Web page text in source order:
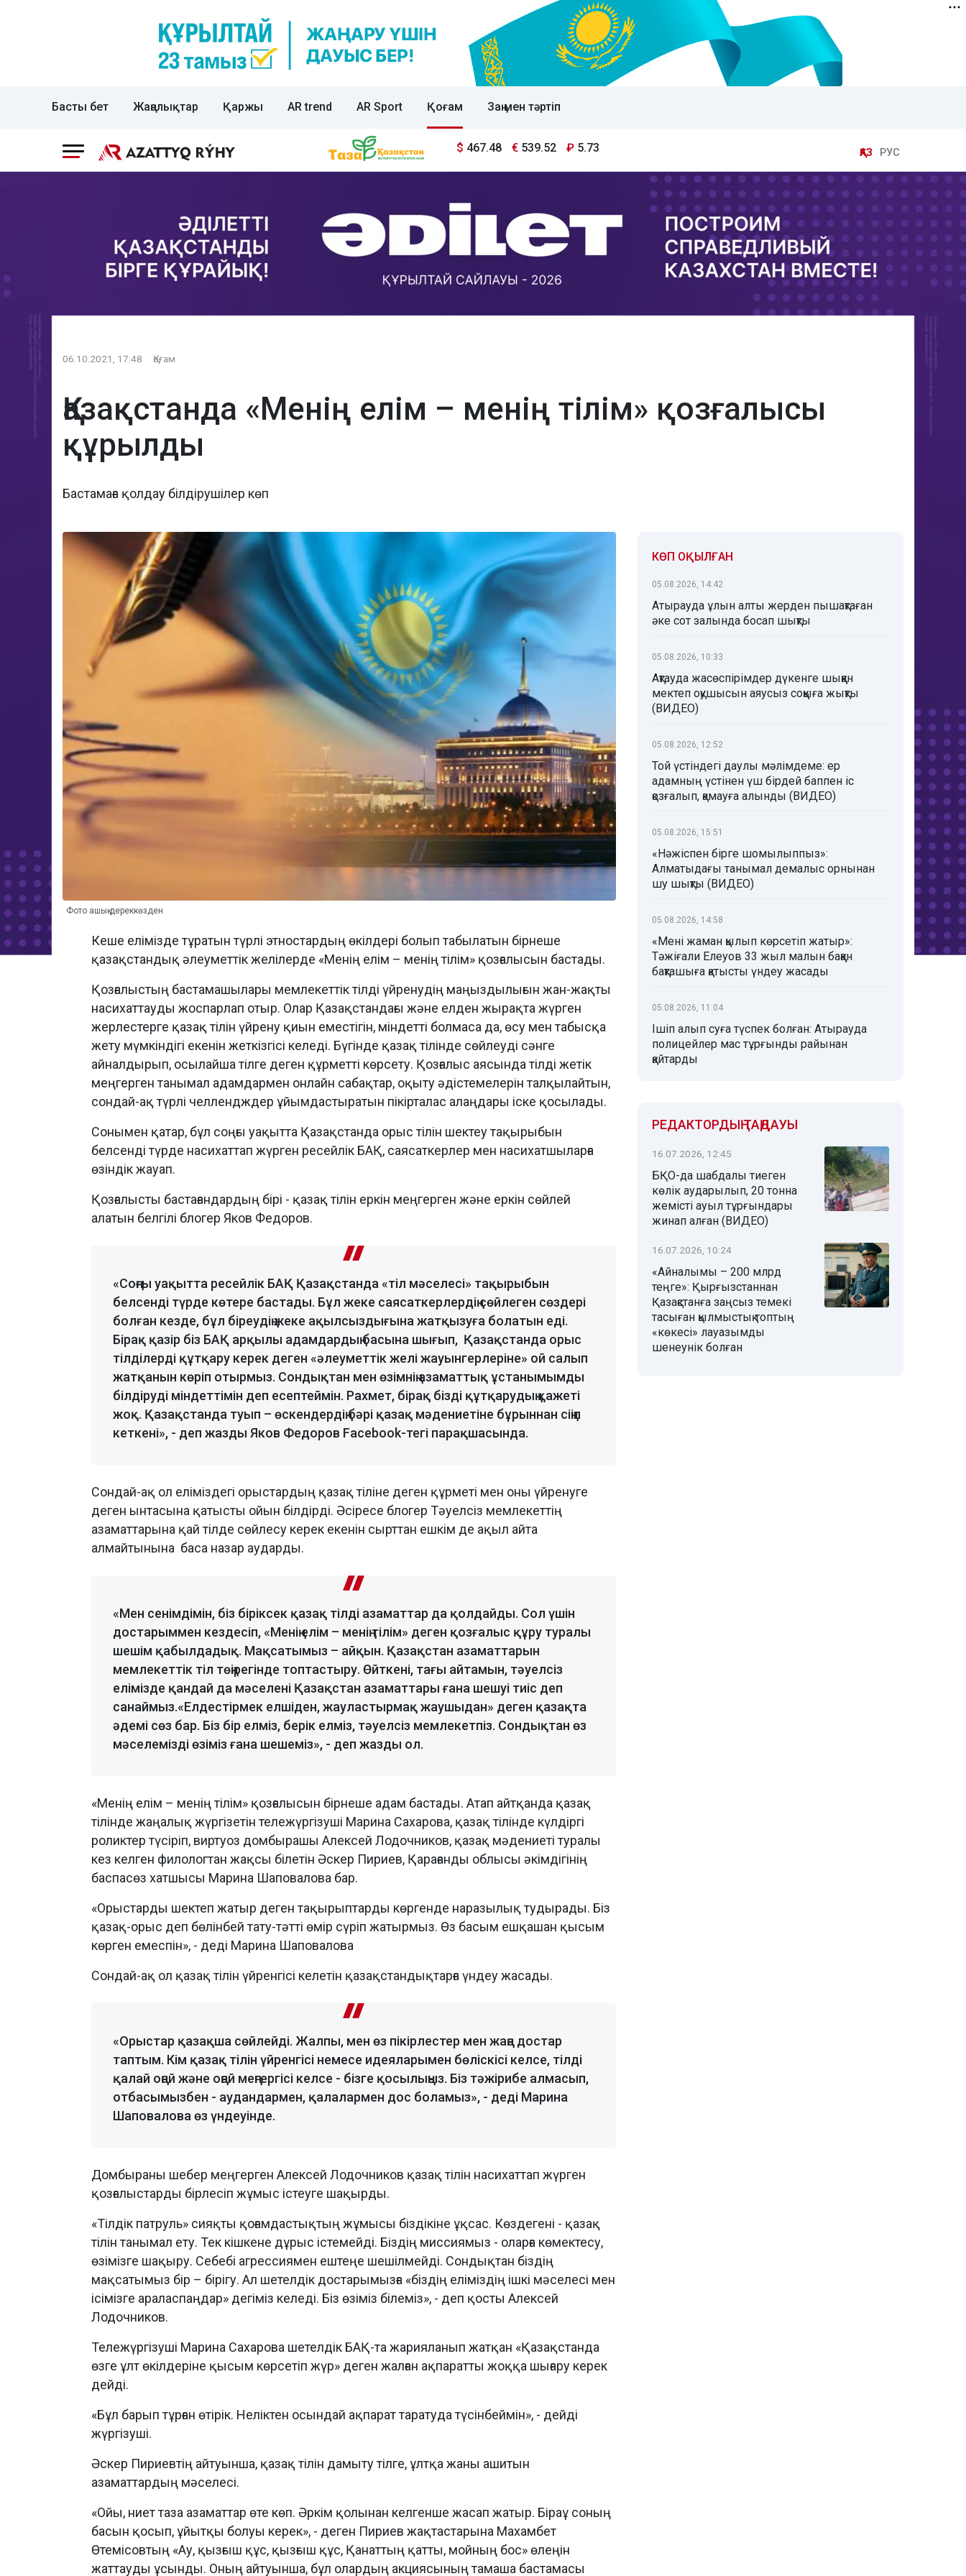
Басты бет Жаңалықтар Қаржы AR trend AR Sport Қоғам Заң мен тәртіп
$ 467.48 € 539.52 ₽ 5.73 ҚАЗ РУС
06.10.2021, 17:48 Қоғам
Қазақстанда «Менің елім – менің тілім» қозғалысы
құрылды
Бастамаға қолдау білдірушілер көп
Фото ашық дереккөзден
Кеше елімізде тұратын түрлі этностардың өкілдері болып табылатын бірнеше
қазақстандық әлеуметтік желілерде «Менің елім – менің тілім» қозғалысын бастады.
Қозғалыстың бастамашылары мемлекеттік тілді үйренудің маңыздылығын жан-жақты
насихаттауды жоспарлап отыр. Олар Қазақстандағы және елден жырақта жүрген
жерлестерге қазақ тілін үйрену қиын еместігін, міндетті болмаса да, өсу мен табысқа
жету мүмкіндігі екенін жеткізгісі келеді. Бүгінде қазақ тілінде сөйлеуді сәнге
айналдырып, осылайша тілге деген құрметті көрсету. Қозғалыс аясында тілді жетік
меңгерген танымал адамдармен онлайн сабақтар, оқыту әдістемелерін талқылайтын,
сондай-ақ түрлі челлендждер ұйымдастыратын пікірталас алаңдары іске қосылады.
Сонымен қатар, бұл соңғы уақытта Қазақстанда орыс тілін шектеу тақырыбын
белсенді түрде насихаттап жүрген ресейлік БАҚ, саясаткерлер мен насихатшыларға
өзіндік жауап.
Қозғалысты бастағандардың бірі - қазақ тілін еркін меңгерген және еркін сөйлей
алатын белгілі блогер Яков Федоров.
«Соңғы уақытта ресейлік БАҚ Қазақстанда «тіл мәселесі» тақырыбын
белсенді түрде көтере бастады. Бұл жеке саясаткерлердің сөйлеген сөздері
болған кезде, бұл біреудің жеке ақылсыздығына жатқызуға болатын еді.
Бірақ қазір біз БАҚ арқылы адамдардың басына шығып, Қазақстанда орыс
тілділерді құтқару керек деген «әлеуметтік желі жауынгерлеріне» ой салып
жатқанын көріп отырмыз. Сондықтан мен өзімнің азаматтық ұстанымымды
білдіруді міндеттімін деп есептеймін. Рахмет, бірақ бізді құтқарудың қажеті
жоқ. Қазақстанда туып – өскендердің бәрі қазақ мәдениетіне бұрыннан сіңіп
кеткені», - деп жазды Яков Федоров Facebook-тегі парақшасында.
Сондай-ақ ол еліміздегі орыстардың қазақ тіліне деген құрметі мен оны үйренуге
деген ынтасына қатысты ойын білдірді. Әсіресе блогер Тәуелсіз мемлекеттің
азаматтарына қай тілде сөйлесу керек екенін сырттан ешкім де ақыл айта
алмайтынына баса назар аударды.
«Мен сенімдімін, біз біріксек қазақ тілді азаматтар да қолдайды. Сол үшін
достарыммен кездесіп, «Менің елім – менің тілім» деген қозғалыс құру туралы
шешім қабылдадық. Мақсатымыз – айқын. Қазақстан азаматтарын
мемлекеттік тіл төңірегінде топтастыру. Өйткені, тағы айтамын, тәуелсіз
елімізде қандай да мәселені Қазақстан азаматтары ғана шешуі тиіс деп
санаймыз.«Елдестірмек елшіден, жауластырмақ жаушыдан» деген қазақта
әдемі сөз бар. Біз бір елміз, берік елміз, тәуелсіз мемлекетпіз. Сондықтан өз
мәселемізді өзіміз ғана шешеміз», - деп жазды ол.
«Менің елім – менің тілім» қозғалысын бірнеше адам бастады. Атап айтқанда қазақ
тілінде жаңалық жүргізетін тележүргізуші Марина Сахарова, қазақ тілінде күлдіргі
роликтер түсіріп, виртуоз домбырашы Алексей Лодочников, қазақ мәдениеті туралы
кез келген филологтан жақсы білетін Әскер Пириев, Қарағанды облысы әкімдігінің
баспасөз хатшысы Марина Шаповалова бар.
«Орыстарды шектеп жатыр деген тақырыптарды көргенде наразылық тудырады. Біз
қазақ-орыс деп бөлінбей тату-тәтті өмір сүріп жатырмыз. Өз басым ешқашан қысым
көрген емеспін», - деді Марина Шаповалова
Сондай-ақ ол қазақ тілін үйренгісі келетін қазақстандықтарға үндеу жасады.
«Орыстар қазақша сөйлейді. Жалпы, мен өз пікірлестер мен жаңа достар
таптым. Кім қазақ тілін үйренгісі немесе идеяларымен бөліскісі келсе, тілді
қалай оңай және оңай меңгергісі келсе - бізге қосылыңыз. Біз тәжірибе алмасып,
отбасымызбен - аудандармен, қалалармен дос боламыз», - деді Марина
Шаповалова өз үндеуінде.
Домбыраны шебер меңгерген Алексей Лодочников қазақ тілін насихаттап жүрген
қозғалыстарды бірлесіп жұмыс істеуге шақырды.
«Тілдік патруль» сияқты қоғамдастықтың жұмысы біздікіне ұқсас. Көздегені - қазақ
тілін танымал ету. Тек кішкене дұрыс істемейді. Біздің миссиямыз - оларға көмектесу,
өзімізге шақыру. Себебі агрессиямен ештеңе шешілмейді. Сондықтан біздің
мақсатымыз бір – бірігу. Ал шетелдік достарымызға «біздің еліміздің ішкі мәселесі мен
ісімізге араласпаңдар» дегіміз келеді. Біз өзіміз білеміз», - деп қосты Алексей
Лодочников.
Тележүргізуші Марина Сахарова шетелдік БАҚ-та жарияланып жатқан «Қазақстанда
өзге ұлт өкілдеріне қысым көрсетіп жүр» деген жалған ақпаратты жоққа шығару керек
дейді.
«Бұл барып тұрған өтірік. Неліктен осындай ақпарат таратуда түсінбеймін», - дейді
жүргізуші.
Әскер Пириевтің айтуынша, қазақ тілін дамыту тілге, ұлтқа жаны ашитын
азаматтардың мәселесі.
«Ойы, ниет таза азаматтар өте көп. Әркім қолынан келгенше жасап жатыр. Біраұ соның
басын қосып, ұйытқы болуы керек», - деген Пириев жақтастарына Махамбет
Өтемісовтың «Ау, қызғыш құс, қызғыш құс, Қанаттың қатты, мойның бос» өлеңін
жаттауды ұсынды. Оның айтуынша, бұл олардың акциясының тамаша бастамасы
КӨП ОҚЫЛҒАН
05.08.2026, 14:42
Атырауда ұлын алты жерден пышақтаған
әке сот залында босап шықты
05.08.2026, 10:33
Ақтауда жасөспірімдер дүкенге шыққан
мектеп оқушысын аяусыз соққыға жықты
(ВИДЕО)
05.08.2026, 12:52
Той үстіндегі даулы мәлімдеме: ер
адамның үстінен үш бірдей баппен іс
қозғалып, қамауға алынды (ВИДЕО)
05.08.2026, 15:51
«Нәжіспен бірге шомылыппыз»:
Алматыдағы танымал демалыс орнынан
шу шықты (ВИДЕО)
05.08.2026, 14:58
«Мені жаман қылып көрсетіп жатыр»:
Тәжіғали Елеуов 33 жыл малын баққан
бақташыға қатысты үндеу жасады
05.08.2026, 11:04
Ішіп алып суға түспек болған: Атырауда
полицейлер мас тұрғынды райынан
қайтарды
РЕДАКТОРДЫҢ ТАҢДАУЫ
16.07.2026, 12:45
БҚО-да шабдалы тиеген
көлік аударылып, 20 тонна
жемісті ауыл тұрғындары
жинап алған (ВИДЕО)
16.07.2026, 10:24
«Айналымы – 200 млрд
теңге»: Қырғызстаннан
Қазақстанға заңсыз темекі
тасыған қылмыстық топтың
«көкесі» лауазымды
шенеунік болған